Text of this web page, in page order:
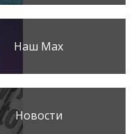
Наш Max
Новости